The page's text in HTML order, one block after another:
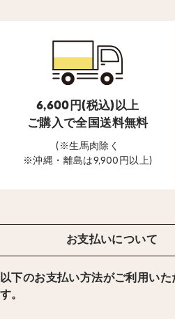
6,600円(税込)以上
ご購入で全国送料無料
(※生馬肉除く
※沖縄・離島は9,900円以上)
お支払いについて
以下のお支払い方法がご利用いた
す。